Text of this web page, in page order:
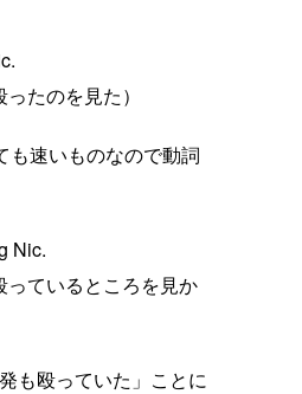
たのを見た）
も速いものなので動詞
Nic.
っているところを見か
も殴っていた」ことに